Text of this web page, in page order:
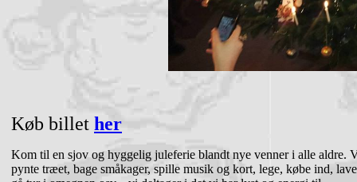
Køb billet her
Kom til en sjov og hyggelig juleferie blandt nye venner i alle
pynte træet, bage småkager, spille musik og kort, lege, købe ind,